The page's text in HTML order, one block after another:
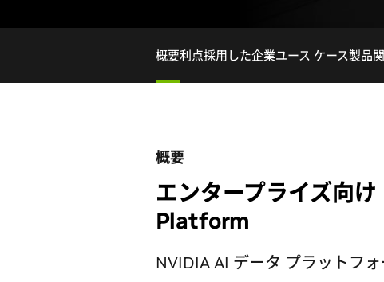
概要利点採用した企業ユース ケース製品
概要
エンタープライズ向
Platform
NVIDIA AI データ プラットフォ